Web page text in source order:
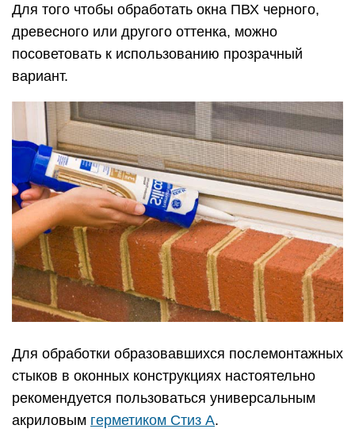
Для того чтобы обработать окна ПВХ черного,
древесного или другого оттенка, можно
посоветовать к использованию прозрачный
вариант.
Для обработки образовавшихся послемонтажных
стыков в оконных конструкциях настоятельно
рекомендуется пользоваться универсальным
акриловым герметиком Стиз А.